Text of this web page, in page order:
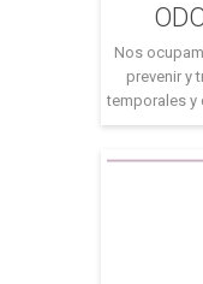
Nos
prevenir y
temporales y